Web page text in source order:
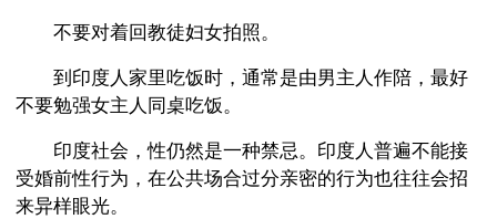
不要对着回教徒妇女拍照。
到印度人家里吃饭时，通常是由男主人作陪，最好
不要勉强女主人同桌吃饭。
印度社会，性仍然是一种禁忌。印度人普遍不能接
受婚前性行为，在公共场合过分亲密的行为也往往会招
来异样眼光。